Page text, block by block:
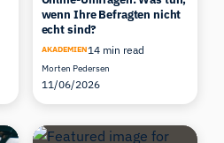
wenn Ihre Befragten nicht
echt sind?
AKADEMIEN14 min read
Morten Pedersen
11/06/2026